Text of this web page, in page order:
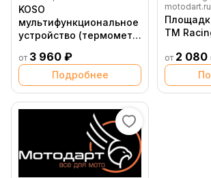
KOSO
мультифункциональное
устройство (термометр,
от 3 960 ₽
Подробнее
motodart.ru
TM
от 2 080